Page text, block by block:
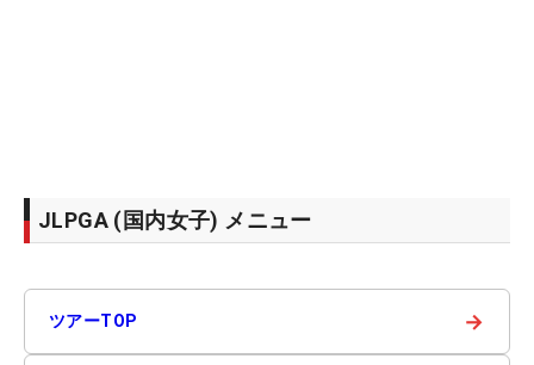
JLPGA (国内女子) メニュー
ツアーTOP →